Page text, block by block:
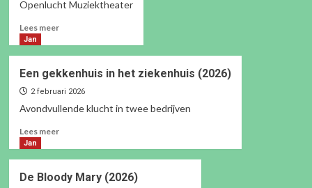
Openlucht Muziektheater
Lees meerLees
(2026)
Jan
Een gekkenhuis in het ziekenhuis (2026)
2 februari 2026
Avondvullende klucht in twee bedrijven
Lees meerLees
gekkenhuis
Jan
De Bloody Mary (2026)